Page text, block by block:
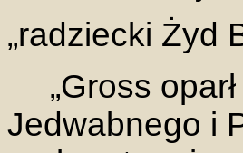
„radziecki Żyd
„Gross
Jedwabnego i